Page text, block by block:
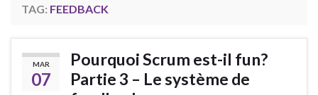
TAG: FEEDBACK
MAR
07
Pourquoi Scrum est-il fun?
Partie 3 – Le système de